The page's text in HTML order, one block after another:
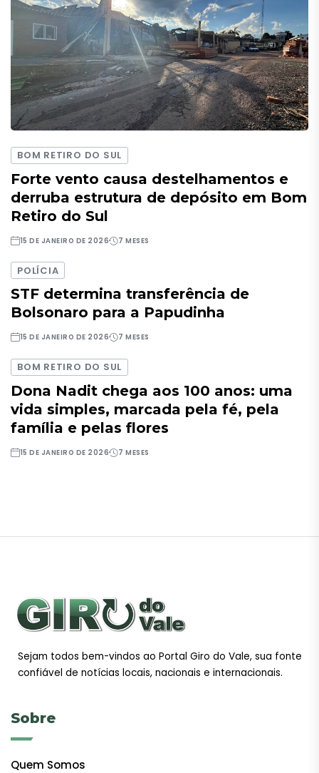
BOM RETIRO DO SUL
Forte vento causa destelhamentos e
derruba estrutura de depósito em Bom
Retiro do Sul
15 DE JANEIRO DE 2026 7 MESES
POLÍCIA
STF determina transferência de
Bolsonaro para a Papudinha
15 DE JANEIRO DE 2026 7 MESES
BOM RETIRO DO SUL
Dona Nadit chega aos 100 anos: uma
vida simples, marcada pela fé, pela
família e pelas flores
15 DE JANEIRO DE 2026 7 MESES
Sejam todos bem-vindos ao Portal Giro do Vale, sua fonte
confiável de notícias locais, nacionais e internacionais.
Sobre
Quem Somos